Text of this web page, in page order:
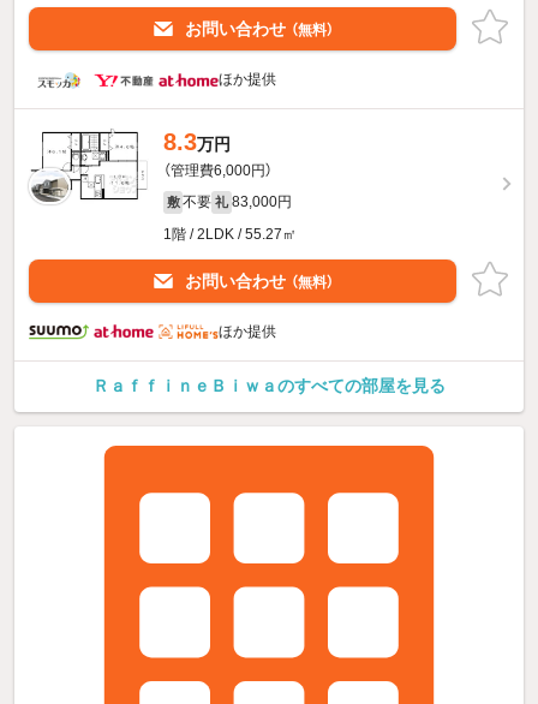
お問い合わせ （無料）
ほか提供
8.3万円
（管理費6,000円）
敷 不要 礼 83,000円
1階 / 2LDK / 55.27㎡
お問い合わせ （無料）
ほか提供
ＲａｆｆｉｎｅＢｉｗａのすべての部屋を見る